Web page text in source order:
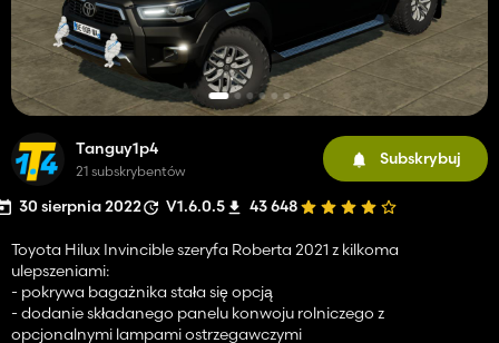
Tanguy1p4
21 subskrybentów
Subskrybuj
30 sierpnia 2022 V1.6.0.5 43 648
Toyota Hilux Invincible szeryfa Roberta 2021 z kilkoma
ulepszeniami:
- pokrywa bagażnika stała się opcją
- dodanie składanego panelu konwoju rolniczego z
opcjonalnymi lampami ostrzegawczymi